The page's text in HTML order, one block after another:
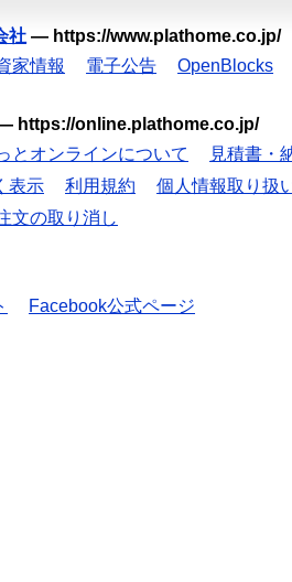
社 — https://www.plathome.co.jp/
家情報 電子公告 OpenBlocks
https://online.plathome.co.jp/
とオンラインについて 見積書・
表示
利用規約 個人情報取り扱
文の取り消し
Facebook公式ページ